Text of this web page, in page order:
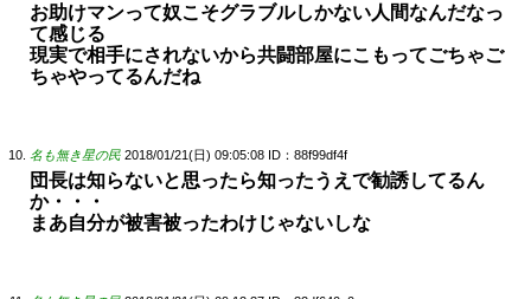
お助けマンって奴こそグラブルしかない人間なんだなっ
て感じる
現実で相手にされないから共闘部屋にこもってごちゃご
ちゃやってるんだね
名も無き星の民 2018/01/21(日) 09:05:08 ID：88f99df4f
団長は知らないと思ったら知ったうえで勧誘してるん
か・・・
まあ自分が被害被ったわけじゃないしな